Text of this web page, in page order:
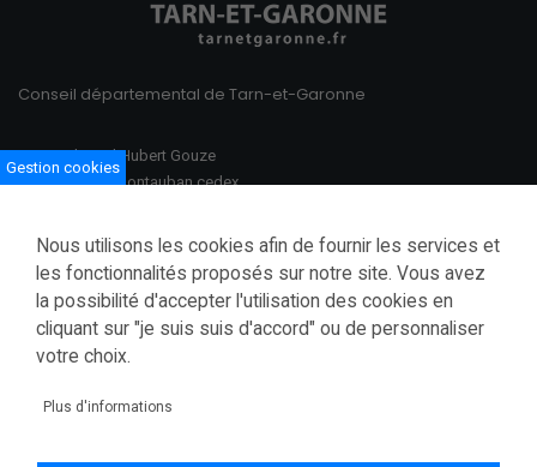
Conseil départemental de Tarn-et-Garonne
100 Boulevard Hubert Gouze
BP 783 82013 Montauban cedex
Tél.: 05 63 91 82 00
Fax.: 05 63 03 28 52
courrier@tarnetgaronne.fr
Gestion cookies
Nous utilisons les cookies afin de fournir les services et
les fonctionnalités proposés sur notre site. Vous avez
la possibilité d'accepter l'utilisation des cookies en
cliquant sur "je suis suis d'accord" ou de personnaliser
votre choix.
Plus d'informations